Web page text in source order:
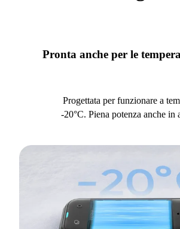
Pronta anche per le
Progettata per funzionare a
-20°C. Piena potenza anche in